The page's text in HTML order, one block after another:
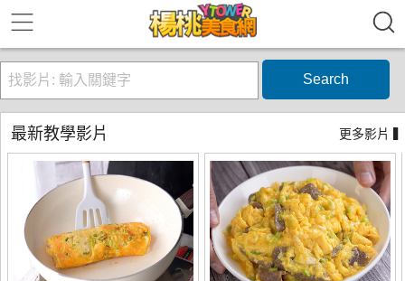
Search
最新教學影片 更多影片 ▍